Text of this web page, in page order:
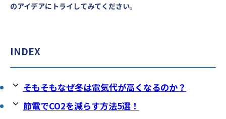
のアイデアにトライしてみてください。
INDEX
そもそもなぜ冬は電気代が高くなるのか？
節電でCO2を減らす方法5選！